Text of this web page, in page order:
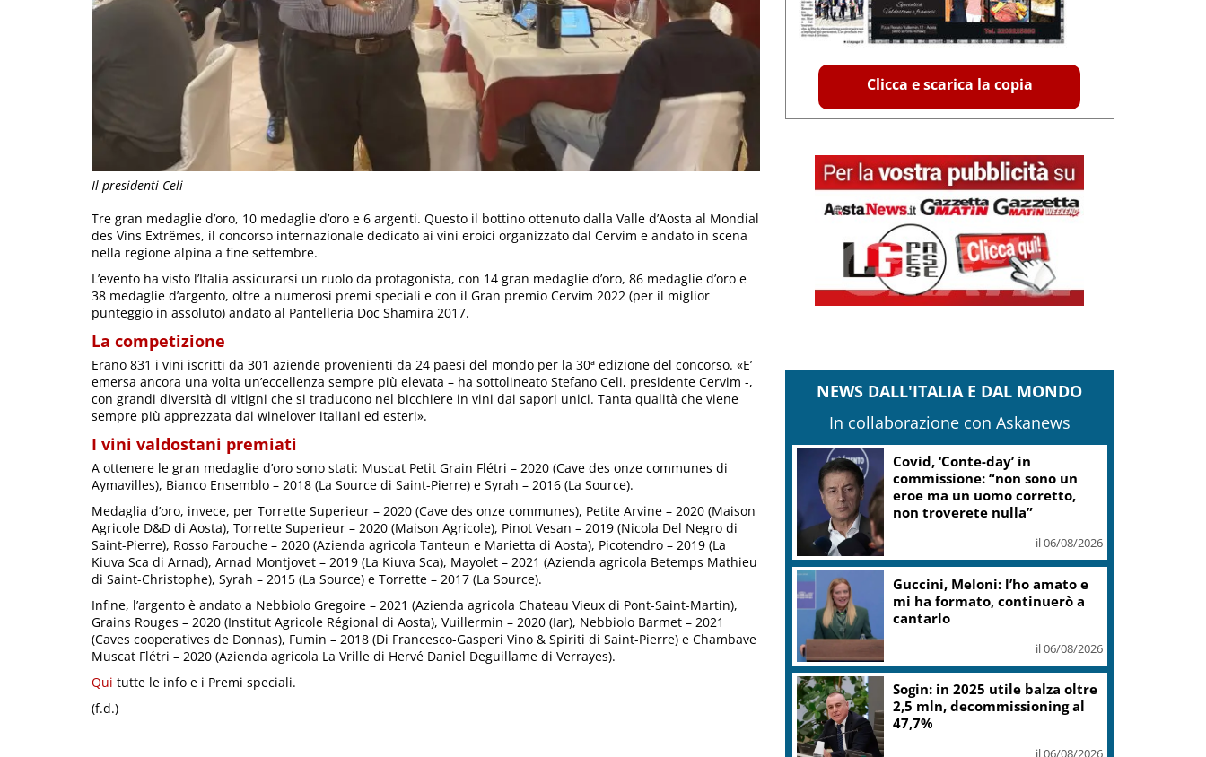
Il presidenti Celi
Tre gran medaglie d’oro, 10 medaglie d’oro e 6 argenti. Questo il bottino ottenuto dalla Valle d’Aosta al Mondial
des Vins Extrêmes, il concorso internazionale dedicato ai vini eroici organizzato dal Cervim e andato in scena
nella regione alpina a fine settembre.
L’evento ha visto l’Italia assicurarsi un ruolo da protagonista, con 14 gran medaglie d’oro, 86 medaglie d’oro e
38 medaglie d’argento, oltre a numerosi premi speciali e con il Gran premio Cervim 2022 (per il miglior
punteggio in assoluto) andato al Pantelleria Doc Shamira 2017.
La competizione
Erano 831 i vini iscritti da 301 aziende provenienti da 24 paesi del mondo per la 30ª edizione del concorso. «E’
emersa ancora una volta un’eccellenza sempre più elevata – ha sottolineato Stefano Celi, presidente Cervim -,
con grandi diversità di vitigni che si traducono nel bicchiere in vini dai sapori unici. Tanta qualità che viene
sempre più apprezzata dai winelover italiani ed esteri».
I vini valdostani premiati
A ottenere le gran medaglie d’oro sono stati: Muscat Petit Grain Flétri – 2020 (Cave des onze communes di
Aymavilles), Bianco Ensemblo – 2018 (La Source di Saint-Pierre) e Syrah – 2016 (La Source).
Medaglia d’oro, invece, per Torrette Superieur – 2020 (Cave des onze communes), Petite Arvine – 2020 (Maison
Agricole D&D di Aosta), Torrette Superieur – 2020 (Maison Agricole), Pinot Vesan – 2019 (Nicola Del Negro di
Saint-Pierre), Rosso Farouche – 2020 (Azienda agricola Tanteun e Marietta di Aosta), Picotendro – 2019 (La
Kiuva Sca di Arnad), Arnad Montjovet – 2019 (La Kiuva Sca), Mayolet – 2021 (Azienda agricola Betemps Mathieu
di Saint-Christophe), Syrah – 2015 (La Source) e Torrette – 2017 (La Source).
Infine, l’argento è andato a Nebbiolo Gregoire – 2021 (Azienda agricola Chateau Vieux di Pont-Saint-Martin),
Grains Rouges – 2020 (Institut Agricole Régional di Aosta), Vuillermin – 2020 (Iar), Nebbiolo Barmet – 2021
(Caves cooperatives de Donnas), Fumin – 2018 (Di Francesco-Gasperi Vino & Spiriti di Saint-Pierre) e Chambave
Muscat Flétri – 2020 (Azienda agricola La Vrille di Hervé Daniel Deguillame di Verrayes).
Qui tutte le info e i Premi speciali.
(f.d.)
Clicca e scarica la copia
NEWS DALL'ITALIA E DAL MONDO
In collaborazione con Askanews
“Una notte di Casanova” di
Migliorini chiude Festival
teatro Volterra
Valle d’Aosta, torna la festa
del lardo di Arnad: c’è anche il
gelato
L.elettorale, tornano
malumori su alternanza,
donne Fi chiedono quote vere
il 06/08/2026